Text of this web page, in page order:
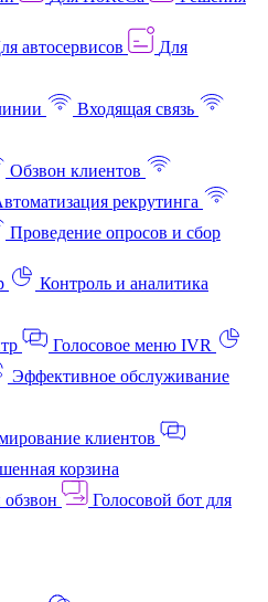
автосервисов
Для
Входящая связь
Обзвон клиентов
рекрутинга
Проведение опросов и сбор
Контроль и аналитика
Голосовое меню IVR
Эффективное обслуживание
клиентов
корзина
Голосовой бот для